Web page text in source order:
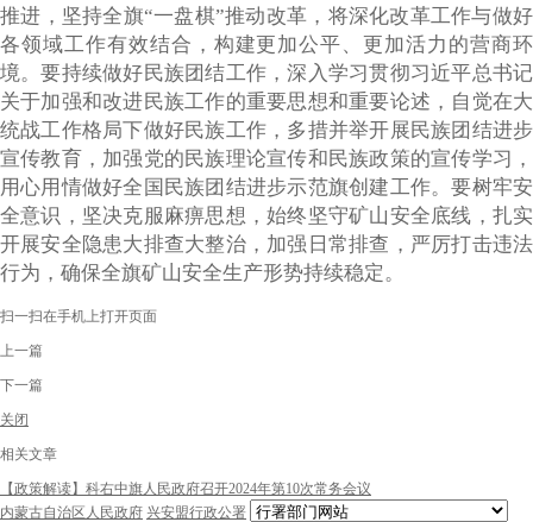
推进，坚持全旗“一盘棋”推动改革，将深化改革工作与做好
各领域工作有效结合，构建更加公平、更加活力的营商环
境。要持续做好民族团结工作，深入学习贯彻习近平总书记
关于加强和改进民族工作的重要思想和重要论述，自觉在大
统战工作格局下做好民族工作，多措并举开展民族团结进步
宣传教育，加强党的民族理论宣传和民族政策的宣传学习，
用心用情做好全国民族团结进步示范旗创建工作。要树牢安
全意识，坚决克服麻痹思想，始终坚守矿山安全底线，扎实
开展安全隐患大排查大整治，加强日常排查，严厉打击违法
行为，确保全旗矿山安全生产形势持续稳定。
扫一扫在手机上打开页面
上一篇
下一篇
关闭
相关文章
【政策解读】科右中旗人民政府召开2024年第10次常务会议
内蒙古自治区人民政府 兴安盟行政公署